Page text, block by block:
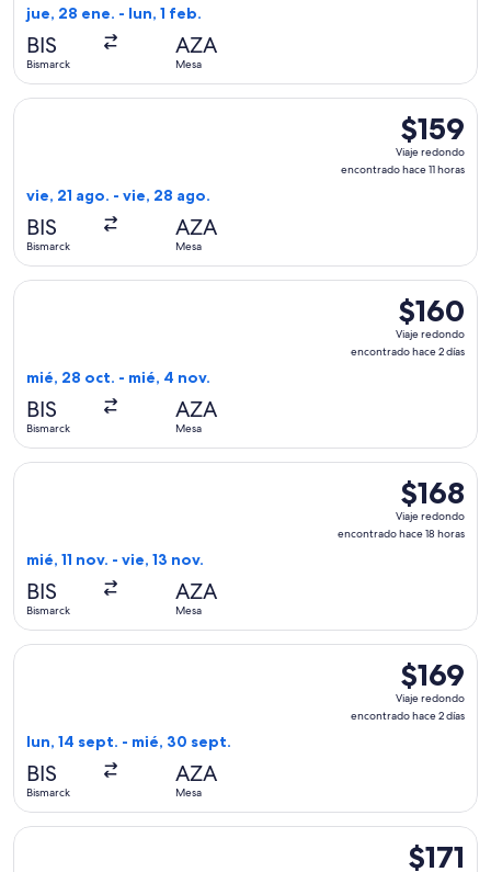
jue, 28 ene. - lun, 1 feb.
BIS
Bismarck
AZA
Mesa
$159
Viaje
redondo,
$159
Viaje redondo
encontrado hace 11 horas
vie, 21 ago. - vie, 28 ago.
BIS
Bismarck
AZA
Mesa
Seleccionar vuelo de Allegiant Air, con salida el vie, 21 ago.
$160
Viaje
redondo,
$160
Viaje redondo
encontrado hace 2 días
mié, 28 oct. - mié, 4 nov.
BIS
Bismarck
AZA
Mesa
Seleccionar vuelo de Allegiant Air, con salida el mié, 28
$168
Viaje
redondo,
$168
Viaje redondo
encontrado hace 18 horas
mié, 11 nov. - vie, 13 nov.
BIS
Bismarck
AZA
Mesa
Seleccionar vuelo de Allegiant Air, con salida el mié, 11
$169
Viaje
redondo,
$169
Viaje redondo
encontrado hace 2 días
lun, 14 sept. - mié, 30 sept.
BIS
Bismarck
AZA
Mesa
Seleccionar vuelo de Allegiant Air, con salida el lun, 14
$171
$171
Seleccionar vuelo de Allegiant Air, con salida el mié, 7 oct.